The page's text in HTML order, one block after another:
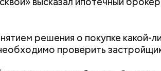
решения о покупке какой-
проверить
Писарева
пользе черники
допустимой дозы радиации